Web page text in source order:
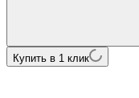
Купить в 1 клик